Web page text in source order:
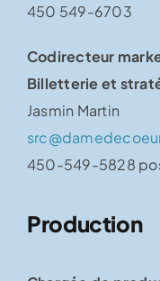
450 549-6703
Codirecteur
Billetterie et
Jasmin Martin
450-549-5828
Production